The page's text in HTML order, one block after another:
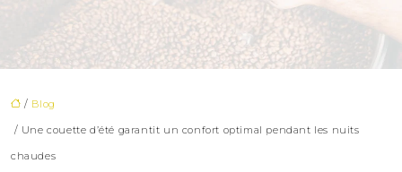
/ Blog
/ Une couette d’été garantit un confort optimal pendant les nuits
chaudes